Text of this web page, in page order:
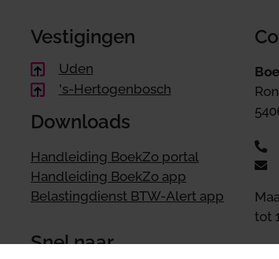
Vestigingen
Uden
's-Hertogenbosch
Downloads
Handleiding BoekZo portal
Handleiding BoekZo app
Belastingdienst BTW-Alert app
Snel naar
tot